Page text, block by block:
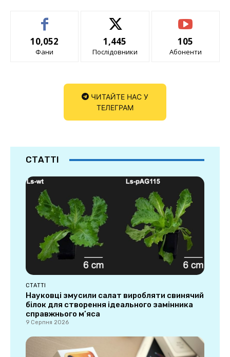
10,052
Фани
1,445
Послідовники
105
Абоненти
ЧИТАЙТЕ НАС У
ТЕЛЕГРАМ
СТАТТІ
СТАТТІ
Науковці змусили салат виробляти свинячий
білок для створення ідеального замінника
справжнього м’яса
9 Серпня 2026